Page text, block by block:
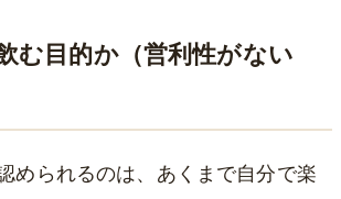
目的か（営利性がない
められるのは、あくまで自分で楽